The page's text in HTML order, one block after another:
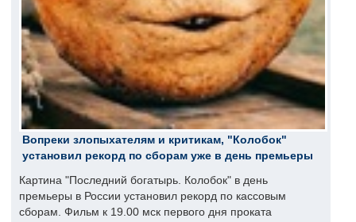
Вопреки злопыхателям и критикам, "Колобок"
установил рекорд по сборам уже в день премьеры
Картина "Последний богатырь. Колобок" в день
премьеры в России установил рекорд по кассовым
сборам. Фильм к 19.00 мск первого дня проката